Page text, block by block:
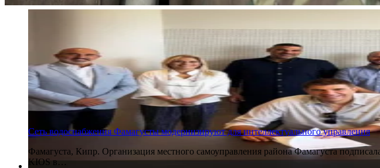
Сеть водоснабжения Фамагусты модернизируют для интеллектуального управления
Фамагуста, Кипр. Организация местного самоуправления района Фамагуста
KIOS в…